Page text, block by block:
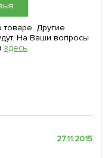
товаре. Другие
На Ваши вопросы
здесь
27.11.2015